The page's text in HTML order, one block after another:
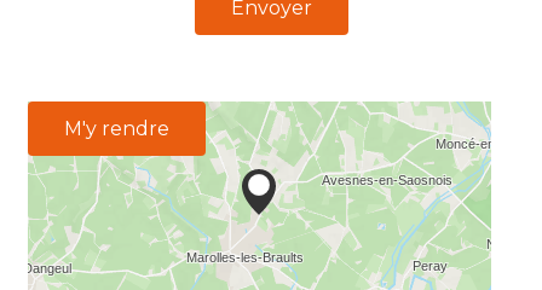
Envoyer
M'y rendre